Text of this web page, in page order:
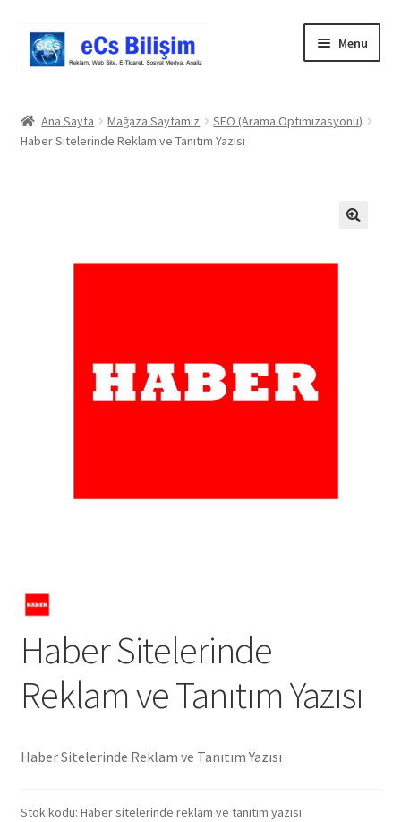
Skip
to
Skip
to
Menu
Blog
Gizlilik Politikası
Mağaza Sayfamız
Reklam Alanları
Şartlar ve Koşullar
Sıkça Sorulan Sorular
Ana Sayfa Mağaza Sayfamız
SEO (Arama Optimizasyonu)
Haber Sitelerinde Reklam ve Tanıtım Yazısı
Haber Sitelerinde
Reklam ve Tanıtım Yazısı
Haber Sitelerinde Reklam ve Tanıtım Yazısı
Stok kodu: Haber sitelerinde reklam ve tanıtım yazısı